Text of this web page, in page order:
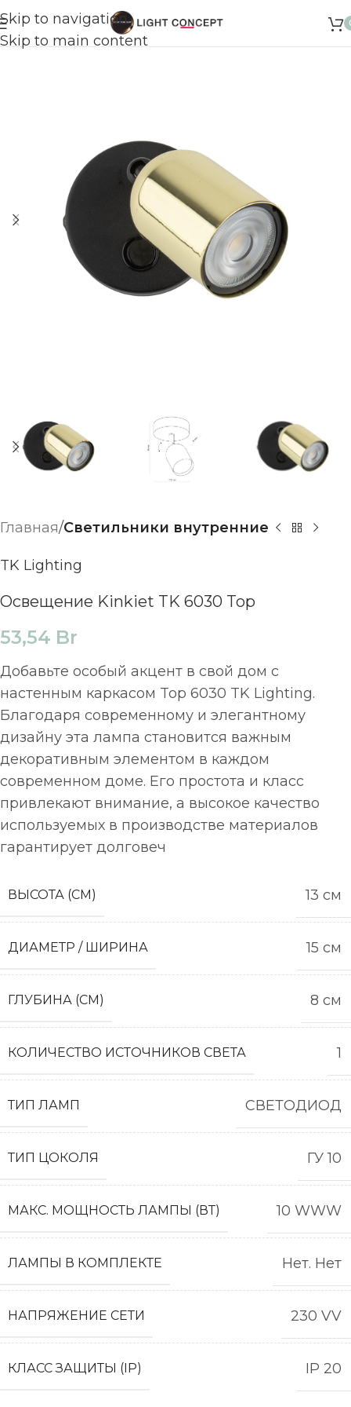
Skip to navigation
Skip to main content
Главная Светильники внутренние
TK Lighting
Освещение Kinkiet TK 6030 Top
53,54 Br
Добавьте особый акцент в свой дом с
настенным каркасом Top 6030 TK Lighting.
Благодаря современному и элегантному
дизайну эта лампа становится важным
декоративным элементом в каждом
современном доме. Его простота и класс
привлекают внимание, а высокое качество
используемых в производстве материалов
гарантирует долговеч
ВЫСОТА (СМ) 13 см
ДИАМЕТР / ШИРИНА 15 см
ГЛУБИНА (СМ) 8 см
КОЛИЧЕСТВО ИСТОЧНИКОВ СВЕТА 1
ТИП ЛАМП СВЕТОДИОД
ТИП ЦОКОЛЯ ГУ 10
МАКС. МОЩНОСТЬ ЛАМПЫ (ВТ) 10 WWW
ЛАМПЫ В КОМПЛЕКТЕ Нет. Нет
НАПРЯЖЕНИЕ СЕТИ 230 VV
КЛАСС ЗАЩИТЫ (IP) IP 20